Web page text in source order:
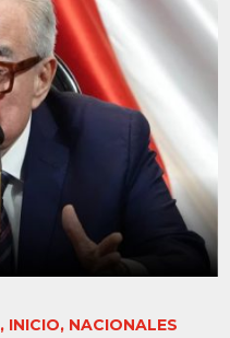
, INICIO, NACIONALES